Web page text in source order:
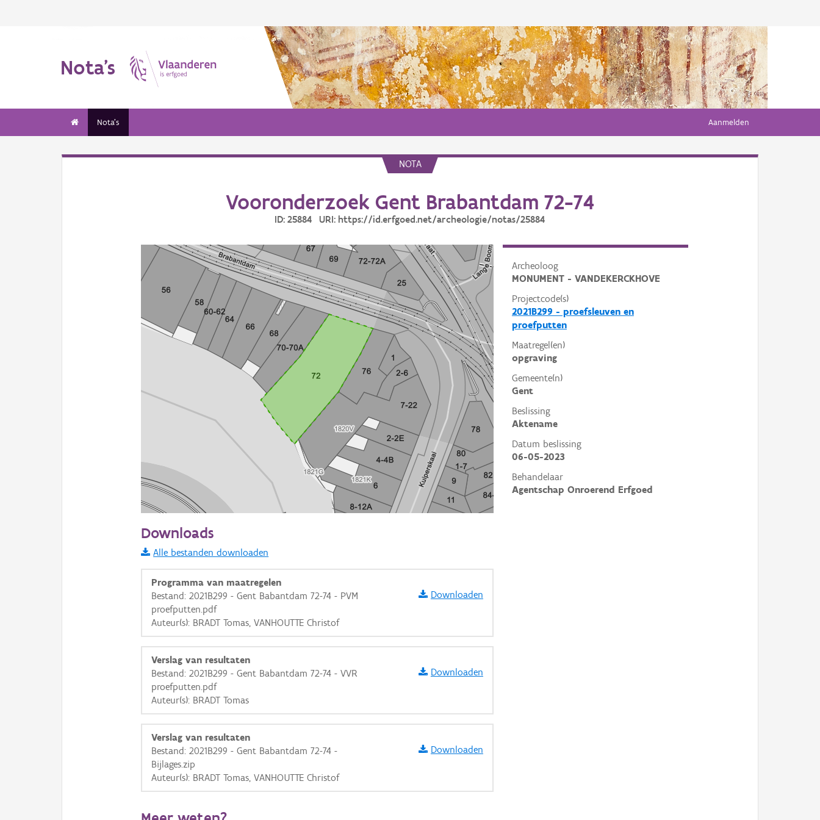
Nota's
Nota's Aanmelden
NOTA
Vooronderzoek Gent Brabantdam 72-74
ID: 25884 URI: https://id.erfgoed.net/archeologie/notas/25884
Archeoloog
MONUMENT - VANDEKERCKHOVE
Projectcode(s)
2021B299 - proefsleuven en
proefputten
Maatregel(en)
opgraving
Gemeente(n)
Gent
Beslissing
Aktename
Datum beslissing
06-05-2023
Behandelaar
Agentschap Onroerend Erfgoed
Informatie Vlaanderen
i
+ −
Basis Lagen
Ortho
GRB-Basiskaart
Downloads
Alle bestanden downloaden
Programma van maatregelen
Bestand: 2021B299 - Gent Babantdam 72-74 - PVM
proefputten.pdf
Auteur(s): BRADT Tomas, VANHOUTTE Christof
Downloaden
Verslag van resultaten
Bestand: 2021B299 - Gent Babantdam 72-74 - VVR
proefputten.pdf
Auteur(s): BRADT Tomas
Downloaden
Verslag van resultaten
Bestand: 2021B299 - Gent Babantdam 72-74 -
Bijlages.zip
Auteur(s): BRADT Tomas, VANHOUTTE Christof
Downloaden